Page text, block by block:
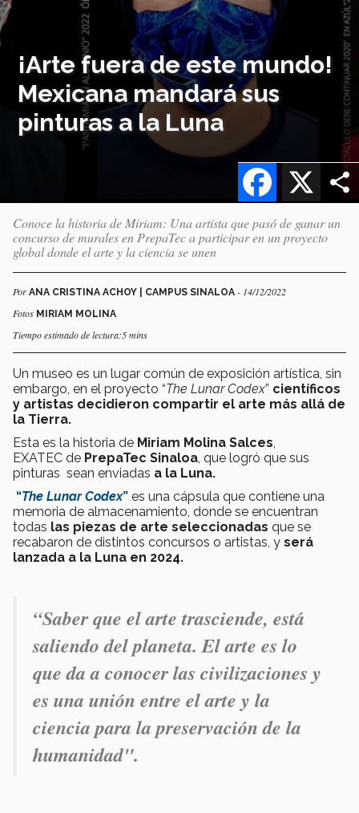
¡Arte fuera de este mundo!
Mexicana mandará sus
pinturas a la Luna
X
Facebook
Conoce la historia de Miriam: Una artista que pasó de ganar un
concurso de murales en PrepaTec a participar en un proyecto
global donde el arte y la ciencia se unen
Por ANA CRISTINA ACHOY | CAMPUS SINALOA - 14/12/2022
Fotos MIRIAM MOLINA
Tiempo estimado de lectura:5 mins
Un museo es un lugar común de exposición artística, sin
embargo, en el proyecto “The Lunar Codex” científicos
y artistas decidieron compartir el arte más allá de
la Tierra.
Esta es la historia de Miriam Molina Salces
EXATEC de PrepaTec Sinaloa , que logró que sus
pinturas sean enviadas a la Luna.
“The Lunar Codex” es una cápsula que contiene una
memoria de almacenamiento, donde se encuentran
todas las piezas de arte seleccionadas que se
recabaron de distintos concursos o artistas, y será
lanzada a la Luna en 2024.
“Saber que el arte trasciende, está
saliendo del planeta.El arte es lo
que da a conocer las civilizaciones y
es una unión entre el arte y la
ciencia para la preservación de la
humanidad".